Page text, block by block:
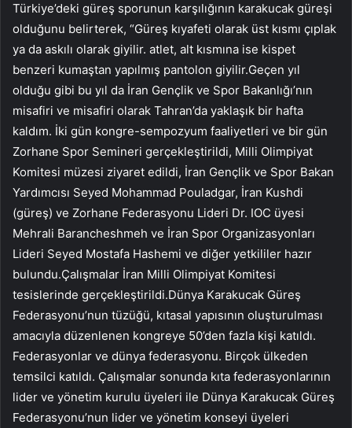
Türkiye’deki güreş sporunun karşılığının karakucak güreşi
olduğunu belirterek, “Güreş kıyafeti olarak üst kısmı çıplak
ya da askılı olarak giyilir. atlet, alt kısmına ise kispet
benzeri kumaştan yapılmış pantolon giyilir.Geçen yıl
olduğu gibi bu yıl da İran Gençlik ve Spor Bakanlığı’nın
misafiri ve misafiri olarak Tahran’da yaklaşık bir hafta
kaldım. İki gün kongre-sempozyum faaliyetleri ve bir gün
Zorhane Spor Semineri gerçekleştirildi, Milli Olimpiyat
Komitesi müzesi ziyaret edildi, İran Gençlik ve Spor Bakan
Yardımcısı Seyed Mohammad Pouladgar, İran Kushdi
(güreş) ​​ve Zorhane Federasyonu Lideri Dr. IOC üyesi
Mehrali Barancheshmeh ve İran Spor Organizasyonları
Lideri Seyed Mostafa Hashemi ve diğer yetkililer hazır
bulundu.Çalışmalar İran Milli Olimpiyat Komitesi
tesislerinde gerçekleştirildi.Dünya Karakucak Güreş
Federasyonu’nun tüzüğü, kıtasal yapısının oluşturulması
amacıyla düzenlenen kongreye 50’den fazla kişi katıldı.
Federasyonlar ve dünya federasyonu. Birçok ülkeden
temsilci katıldı. Çalışmalar sonunda kıta federasyonlarının
lider ve yönetim kurulu üyeleri ile Dünya Karakucak Güreş
Federasyonu’nun lider ve yönetim konseyi üyeleri